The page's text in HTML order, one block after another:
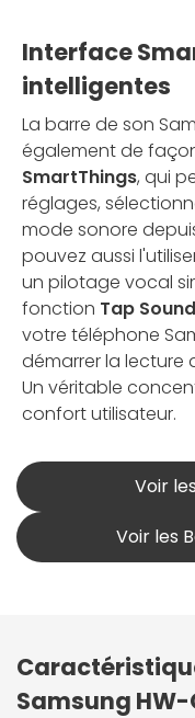
Interface
intelligentes
La barre de son
également de
SmartThings, qui
réglages,
mode sonore
pouvez aussi
un pilotage vocal
fonction Tap Sound
votre téléphone
démarrer la lecture
Un véritable
confort utilisateur.
Voir
Voir les
Samsung HW-